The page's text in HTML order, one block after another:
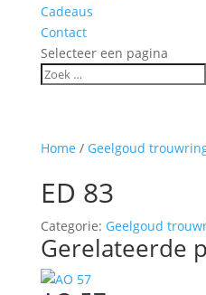
Cadeaus
Contact
Selecteer een pagina
Home / Geelgoud
ED 83
Categorie: Geelgoud
Gerelateerde